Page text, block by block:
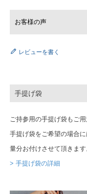
レビューを書く
手提げ袋
ご持参用の手提げ袋もご用
手提げ袋をご希望の場合
量分お付けさせて頂きます
> 手提げ袋の詳細